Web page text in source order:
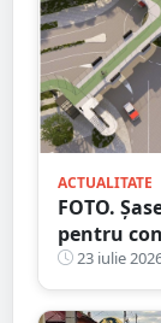
ACTUALITATE
FOTO.
pentru
velo de la
23 iulie